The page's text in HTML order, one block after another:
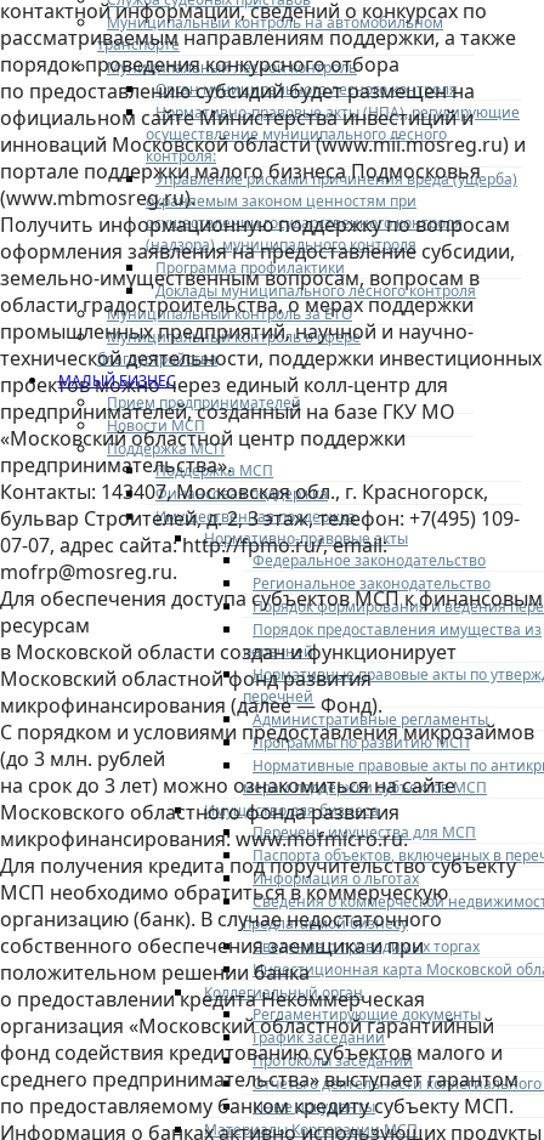
Муниципальный контроль на автомобильном
транспорте
Муниципальный лесной контроль
Орган муниципального лесного контроля
Нормативно-правовые акты (НПА), регулирующие
осуществление муниципального лесного
контроля:
Управление рисками причинения вреда (ущерба)
охраняемым законом ценностям при
осуществлении государственного контроля
(надзора), муниципального контроля
Программа профилактики
Доклады муниципального лесного контроля
Муниципальный контроль за ЕТО
Муниципальный контроль в сфере
благоустройства
МАЛЫЙ БИЗНЕС
Прием предпринимателей
Новости МСП
Поддержка МСП
Поддержка МСП
Финансовая поддержка
Имущественная поддержка
Нормативно-правовые акты
Федеральное законодательство
Региональное законодательство
Порядок формирования и ведения
Порядок предоставления имущества из
перечней
Нормативные правовые акты по
перечней
Административные регламенты
Программы по развитию МСП
Нормативные правовые акты по
мерам поддержки субъектов МСП
Имущество для бизнеса
Перечень имущества для МСП
Паспорта объектов, включенных в
Информация о льготах
Сведения о коммерческой
предлагаемой бизнесу
Сведения о проводимых торгах
Инвестиционная карта Московской
Коллегиальный орган
Регламентирующие документы
График заседаний
Протоколы заседаний
Отчеты о деятельности
Иные документы
Материалы Корпорации МСП
контактной информации, сведений о конкурсах по
рассматриваемым направлениям поддержки, а также
порядок проведения конкурсного отбора
по предоставлению субсидий будет размещен на
официальном сайте Министерства инвестиций и
инноваций Московской области (www.mii.mosreg.ru) и
портале поддержки малого бизнеса Подмосковья
(www.mbmosreg.ru).
Получить информационную поддержку по вопросам
оформления заявления на предоставление субсидии,
земельно-имущественным вопросам, вопросам в
области градостроительства, о мерах поддержки
промышленных предприятий, научной и научно-
технической деятельности, поддержки инвестиционных
проектов можно через единый колл-центр для
предпринимателей, созданный на базе ГКУ МО
«Московский областной центр поддержки
предпринимательства».
Контакты: 143407, Московская обл., г. Красногорск,
бульвар Строителей, д. 2, 3 этаж, телефон: +7(495) 109-
07-07, адрес сайта: http://fpmo.ru/, еmail:
mofrp@mosreg.ru.
Для обеспечения доступа субъектов МСП к финансовым
ресурсам
в Московской области создан и функционирует
Московский областной фонд развития
микрофинансирования (далее — Фонд).
С порядком и условиями предоставления микрозаймов
(до 3 млн. рублей
на срок до 3 лет) можно ознакомиться на сайте
Московского областного фонда развития
микрофинансирования: www.mofmicro.ru.
Для получения кредита под поручительство субъекту
МСП необходимо обратиться в коммерческую
организацию (банк). В случае недостаточного
собственного обеспечения заемщика и при
положительном решении банка
о предоставлении кредита Некоммерческая
организация «Московский областной гарантийный
фонд содействия кредитованию субъектов малого и
среднего предпринимательства» выступает гарантом
по предоставляемому банком кредиту субъекту МСП.
Информация о банках активно использующих продукты